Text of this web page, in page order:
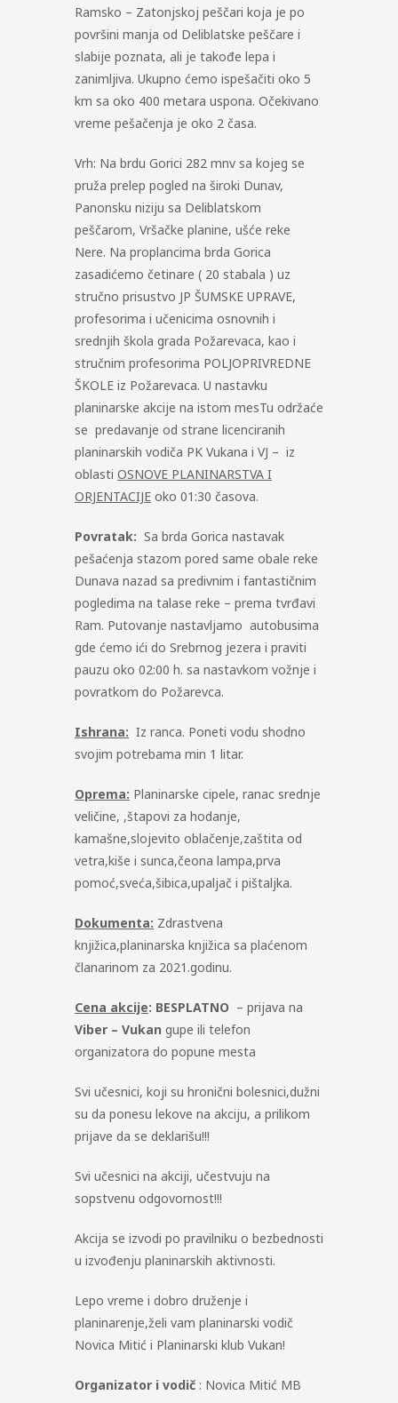
Ramsko – Zatonjskoj peščari koja je po
površini manja od Deliblatske peščare i
slabije poznata, ali je takođe lepa i
zanimljiva. Ukupno ćemo ispešačiti oko 5
km sa oko 400 metara uspona. Očekivano
vreme pešačenja je oko 2 časa.
Vrh: Na brdu Gorici 282 mnv sa kojeg se
pruža prelep pogled na široki Dunav,
Panonsku niziju sa Deliblatskom
peščarom, Vršačke planine, ušće reke
Nere. Na proplancima brda Gorica
zasadićemo četinare ( 20 stabala ) uz
stručno prisustvo JP ŠUMSKE UPRAVE,
profesorima i učenicima osnovnih i
srednjih škola grada Požarevaca, kao i
stručnim profesorima POLJOPRIVREDNE
ŠKOLE iz Požarevaca. U nastavku
planinarske akcije na istom mesTu održaće
se predavanje od strane licenciranih
planinarskih vodiča PK Vukana i VJ – iz
oblasti OSNOVE PLANINARSTVA I
ORJENTACIJE oko 01:30 časova.
Povratak: Sa brda Gorica nastavak
pešaćenja stazom pored same obale reke
Dunava nazad sa predivnim i fantastičnim
pogledima na talase reke – prema tvrđavi
Ram. Putovanje nastavljamo autobusima
gde ćemo ići do Srebrnog jezera i praviti
pauzu oko 02:00 h. sa nastavkom vožnje i
povratkom do Požarevca.
Ishrana: Iz ranca. Poneti vodu shodno
svojim potrebama min 1 litar.
Oprema: Planinarske cipele, ranac srednje
veličine, ,štapovi za hodanje,
kamašne,slojevito oblačenje,zaštita od
vetra,kiše i sunca,čeona lampa,prva
pomoć,sveća,šibica,upaljač i pištaljka.
Dokumenta: Zdrastvena
knjižica,planinarska knjižica sa plaćenom
članarinom za 2021.godinu.
Cena akcije: BESPLATNO – prijava na
Viber – Vukan gupe ili telefon
organizatora do popune mesta
Svi učesnici, koji su hronični bolesnici,dužni
su da ponesu lekove na akciju, a prilikom
prijave da se deklarišu!!!
Svi učesnici na akciji, učestvuju na
sopstvenu odgovornost!!!
Akcija se izvodi po pravilniku o bezbednosti
u izvođenju planinarskih aktivnosti.
Lepo vreme i dobro druženje i
planinarenje,želi vam planinarski vodič
Novica Mitić i Planinarski klub Vukan!
Organizator i vodič : Novica Mitić MB